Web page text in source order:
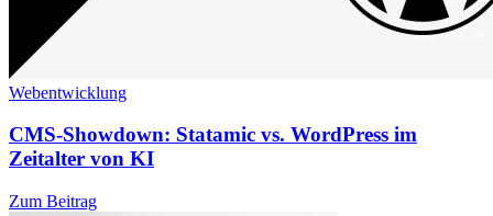
Webentwicklung
CMS-Showdown: Statamic vs. WordPress im
Zeitalter von KI
Zum Beitrag